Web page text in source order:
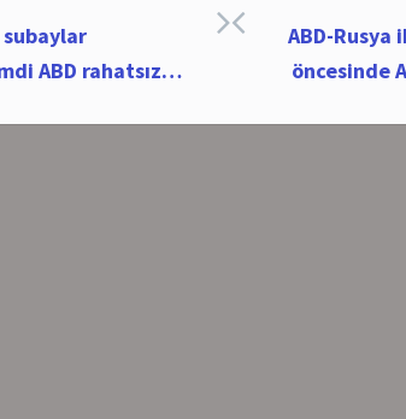
ABD-Rusya
öncesinde
ABD rahatsız…